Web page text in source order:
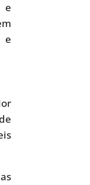
e
e